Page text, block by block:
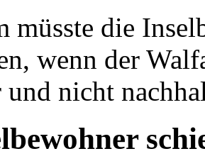
müsste die
wenn der
und nicht